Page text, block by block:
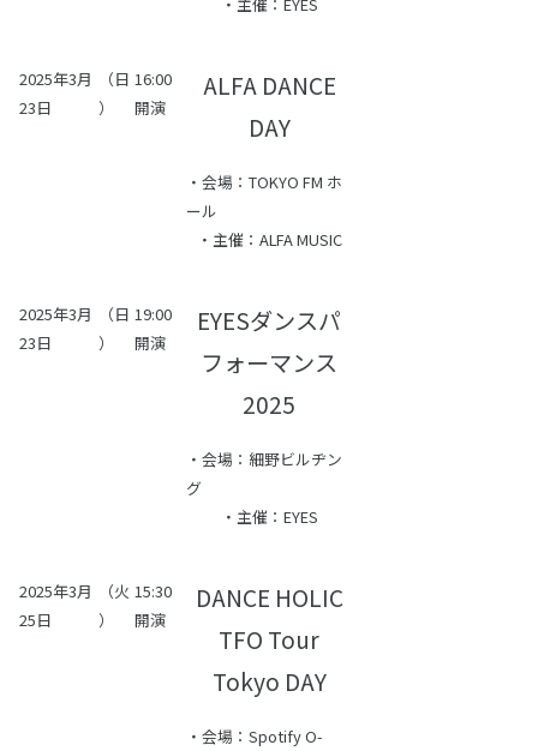
2025年3月
23日
（日
）
16:00
開演
ALFA DANCE
DAY
・会場：TOKYO FM ホ
ール
・主催：ALFA MUSIC
2025年3月
23日
（日
）
19:00
開演
EYESダンスパ
フォーマンス
2025
・会場：細野ビルヂン
グ
・主催：EYES
2025年3月
25日
（火
）
15:30
開演
DANCE HOLIC
TFO Tour
Tokyo DAY
・会場：Spotify O-